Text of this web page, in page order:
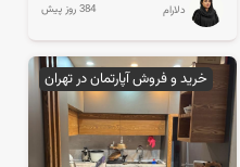
دلارام 384 روز پیش
خرید و فروش آپارتمان در تهران